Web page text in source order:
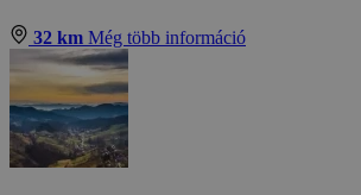
32 km Még több információ